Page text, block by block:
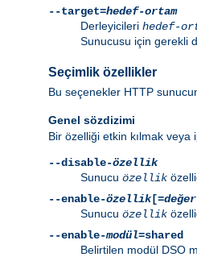
--target=hedef-ortam
Derleyicileri hedef-
Sunucusu için gerekli
Seçimlik özellikler
Bu seçenekler HTTP
Genel sözdizimi
Bir özelliği etkin kılmak veya
--disable-özellik
Sunucu özellik
--enable-özellik[=değer
Sunucu özellik
--enable-modül=shared
Belirtilen modül DSO